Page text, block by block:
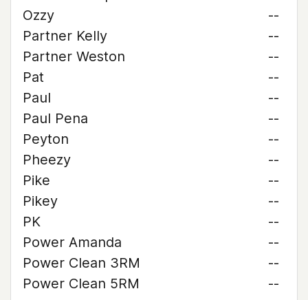
Ozzy
--
Partner Kelly
--
Partner Weston
--
Pat
--
Paul
--
Paul Pena
--
Peyton
--
Pheezy
--
Pike
--
Pikey
--
PK
--
Power Amanda
--
Power Clean 3RM
--
Power Clean 5RM
--